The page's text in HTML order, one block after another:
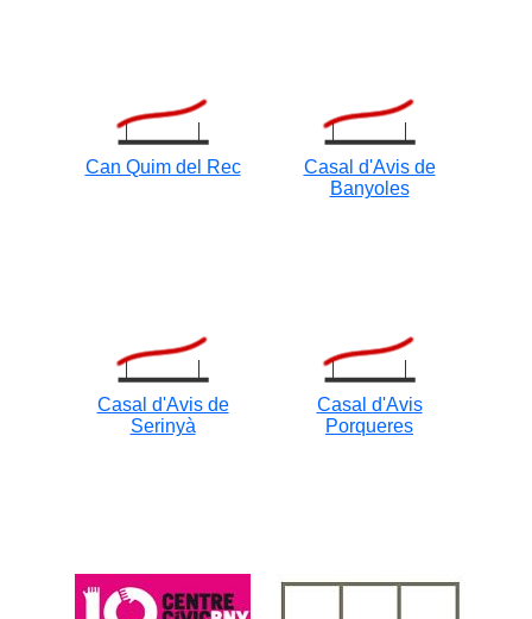
Can Quim del Rec
Casal d'Avis de
Banyoles
Casal d'Avis de
Serinyà
Casal d'Avis
Porqueres